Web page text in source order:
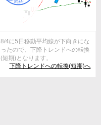
8/4に5日移動平均線が下向きにな
ったので、下降トレンドへの転換
(短期)となります。
下降トレンドへの転換(短期)へ